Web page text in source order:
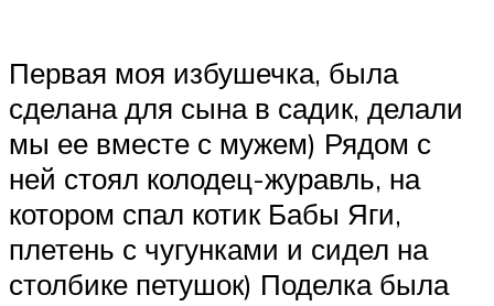
Первая моя избушечка, была
сделана для сына в садик, делали
мы ее вместе с мужем) Рядом с
ней стоял колодец-журавль, на
котором спал котик Бабы Яги,
плетень с чугунками и сидел на
столбике петушок) Поделка была